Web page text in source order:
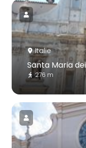
Italie
Santa Maria
276 m